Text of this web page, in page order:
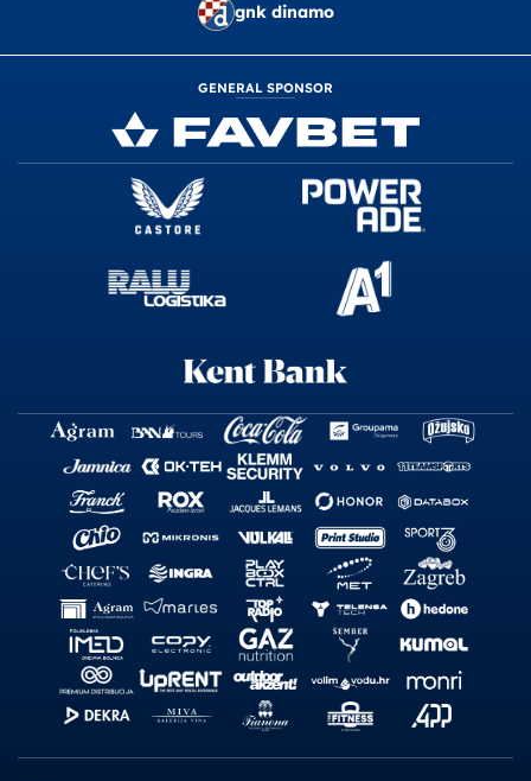
gnk dinamo
GENERAL SPONSOR